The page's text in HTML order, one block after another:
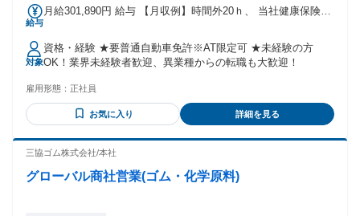
給与
月給301,890円 給与 【月収例】時間外20ｈ、 当社健康保険に
210,090円 ＋住宅手当8,000円＋家族手当5,000円＋報奨金
10,000円＋時間外手当34,400円 ※試験期間(1～2ヵ月) 基本給
210,090円
対象
資格・経験 ★要普通自動車免許※AT限定可 ★未経験の方
OK！業界未経験者歓迎、異業種からの転職も大歓迎！
雇用形態： 正社員
お気に入り 詳細を見る
三協ゴム株式会社/本社
グローバル商社営業(ゴム・化学原料)